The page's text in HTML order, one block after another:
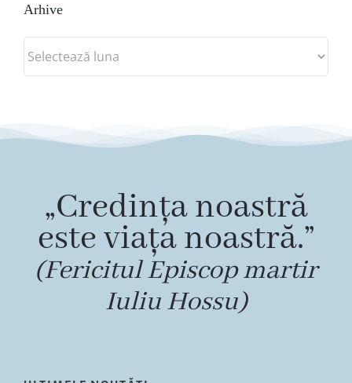
Arhive
Arhive
„Credința noastră
este viața noastră.”
(Fericitul Episcop martir
Iuliu Hossu)